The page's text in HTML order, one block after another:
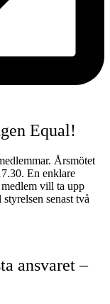
Equal!
Årsmötet
En enklare
vill ta upp
senast två
ansvaret –